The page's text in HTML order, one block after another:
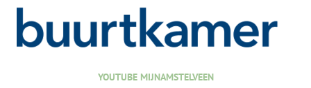
YOUTUBE MIJNAMSTELVEEN